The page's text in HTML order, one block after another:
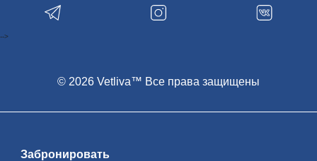
Забронировать
© 2026 Vetliva™ Все права защищены
-->